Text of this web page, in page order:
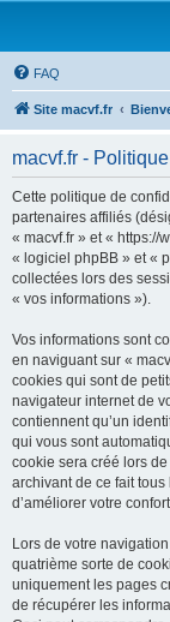
FAQ
Site macvf.fr
macvf.fr -
Cette politique de
partenaires affiliés
« macvf.fr » et « https://
« logiciel phpBB » et «
collectées lors des
« vos informations »).
Vos informations sont
en naviguant sur «
cookies qui sont de
navigateur internet de
contiennent qu’un
qui vous sont
cookie sera créé lors
archivant de ce fait
d’améliorer votre
Lors de votre
quatrième sorte de
uniquement les pages
de récupérer les